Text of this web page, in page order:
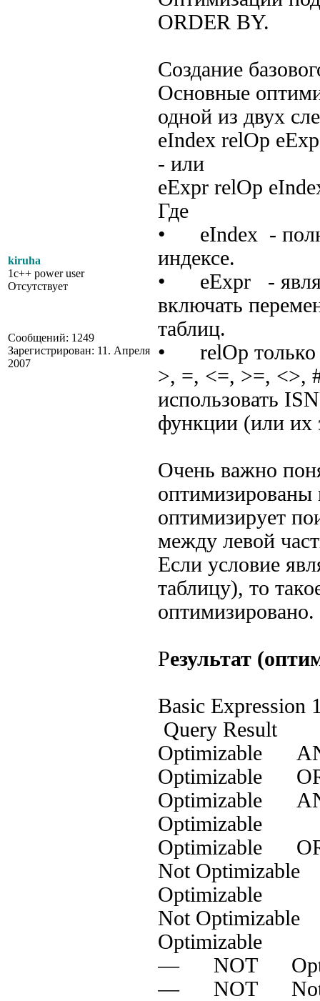
kiruha
1c++ power user
Отсутствует
Сообщений: 1249
Зарегистрирован: 11. Апреля
2007
ORDER BY.
Создание
Основные
одной из двух
eIndex relOp eExp
- или
eExpr relOp
Где
• eIndex -
индексе.
• eExpr -
включать
таблиц.
• relOp только
>, =, <=, >=, <>,
использовать
функции (или их
Очень важно
оптимизированы
оптимизирует
между левой
Если условие
таблицу), то
оптимизировано.
Результат
Basic
Query Result
Optimizable
Optimizable
Optimizable
Optimizable
Optimizable
Not
Optimizable
Not
Optimizable
— NOT
— NOT Not